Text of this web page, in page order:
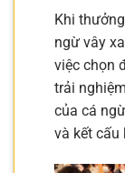
Khi
ngừ vây
việc chọn
trải
của cá
và kết cấu